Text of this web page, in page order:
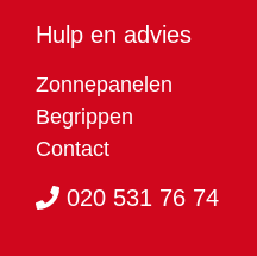
Hulp en advies
Zonnepanelen
Begrippen
Contact
020 531 76 74